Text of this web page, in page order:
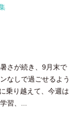
さが続き、9月末で
なしで過ごせるよう
乗り越えて、今週は
習、...